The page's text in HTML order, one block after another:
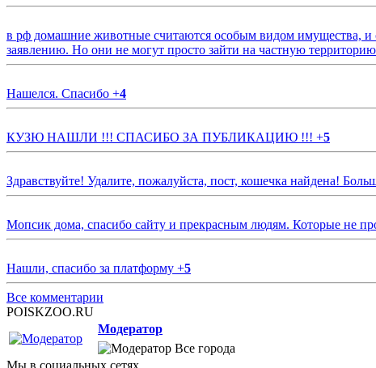
в рф домашние животные считаются особым видом имущества, и
заявлению. Но они не могут просто зайти на частную
Нашелся. Спасибо +4
КУЗЮ НАШЛИ !!! СПАСИБО ЗА ПУБЛИКАЦИЮ !!! +5
Здравствуйте! Удалите, пожалуйста, пост, кошечка найдена!
Мопсик дома, спасибо сайту и прекрасным людям. Которые не
Нашли, спасибо за платформу +5
Все комментарии
POISKZOO.RU
Модератор
Все города